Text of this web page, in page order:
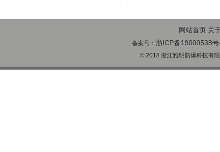
网站首页 关
备案号：浙ICP备19000538
© 2018 浙江雅明防爆科技有